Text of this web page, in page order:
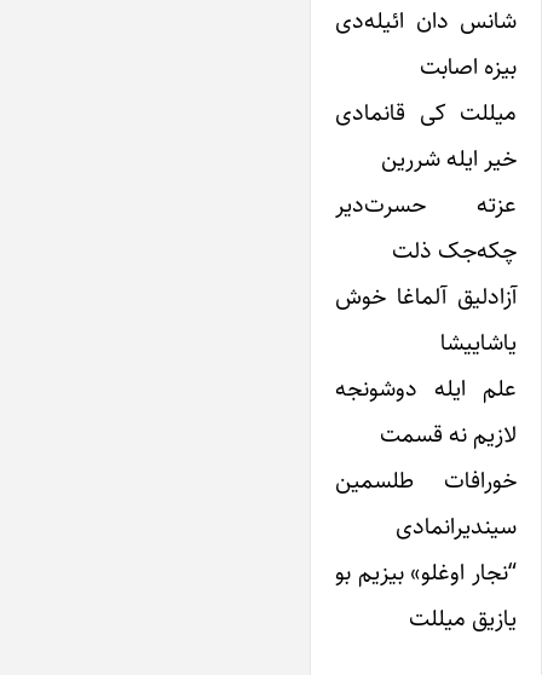
شانس دان ائیله‌دی
بیزه اصابت
میللت کی قانمادی
خیر ایله شررین
عزته حسرت‌دیر
چکه‌جک ذلت
آزادلیق آلماغا خوش
یاشاییشا
علم ایله دوشونجه
لازیم نه قسمت
خورافات طلسمین
سیندیرانمادی
“نجار اوغلو» بیزیم بو
یازیق میللت